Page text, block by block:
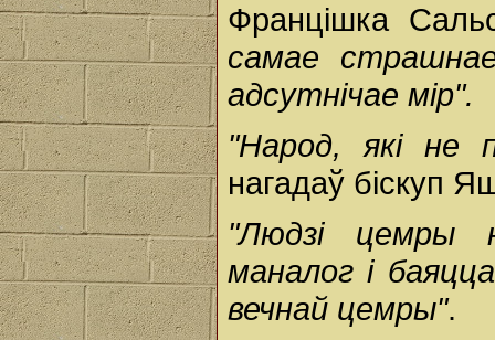
Францішка
самае
адсутнічае мір".
"Народ, які не
нагадаў біскуп
"Людзі цемры
маналог і
вечнай цемры".